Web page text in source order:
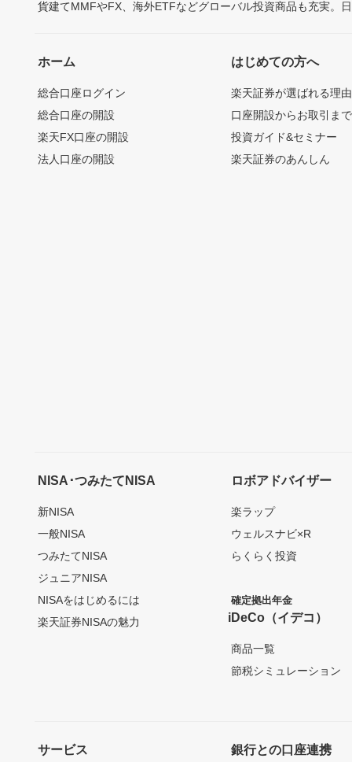
貨建てMMFやFX、海外ETFなどグローバル投資商品も充実。
ホーム
総合口座ログイン
総合口座の開設
楽天FX口座の開設
法人口座の開設
はじめての方へ
楽天証券が選ばれる理由
口座開設からお取引ま
投資ガイド&セミナー
楽天証券のあんしん
NISA･つみたてNISA
新NISA
一般NISA
つみたてNISA
ジュニアNISA
NISAをはじめるには
楽天証券NISAの魅力
ロボアドバイザー
楽ラップ
ウェルスナビ×R
らくらく投資
確定拠出年金
iDeCo（イデコ）
商品一覧
節税シミュレーション
サービス 銀行との口座連携